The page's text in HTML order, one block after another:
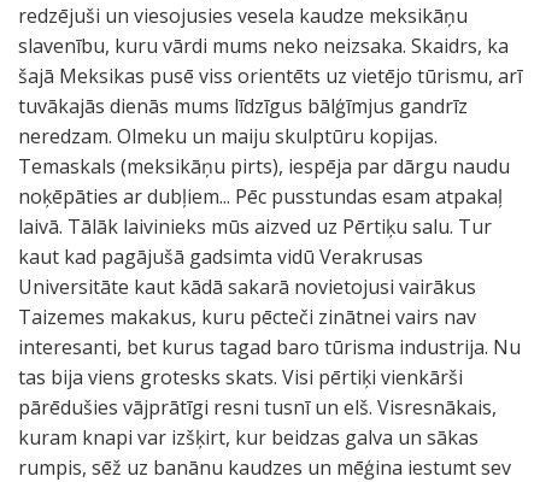
redzējuši un viesojusies vesela kaudze meksikāņu
slavenību, kuru vārdi mums neko neizsaka. Skaidrs, ka
šajā Meksikas pusē viss orientēts uz vietējo tūrismu, arī
tuvākajās dienās mums līdzīgus bālģīmjus gandrīz
neredzam. Olmeku un maiju skulptūru kopijas.
Temaskals (meksikāņu pirts), iespēja par dārgu naudu
noķēpāties ar dubļiem... Pēc pusstundas esam atpakaļ
laivā. Tālāk laivinieks mūs aizved uz Pērtiķu salu. Tur
kaut kad pagājušā gadsimta vidū Verakrusas
Universitāte kaut kādā sakarā novietojusi vairākus
Taizemes makakus, kuru pēcteči zinātnei vairs nav
interesanti, bet kurus tagad baro tūrisma industrija. Nu
tas bija viens grotesks skats. Visi pērtiķi vienkārši
pārēdušies vājprātīgi resni tusnī un elš. Visresnākais,
kuram knapi var izšķirt, kur beidzas galva un sākas
rumpis, sēž uz banānu kaudzes un mēģina iestumt sev